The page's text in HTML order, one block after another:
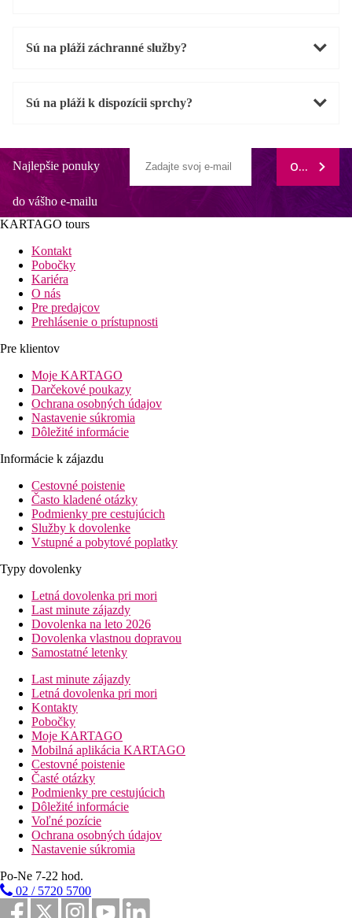
Sú na pláži záchranné služby?
Sú na pláži k dispozícii sprchy?
Najlepšie ponuky
do vášho e-mailu
ODOBERAŤ
KARTAGO tours
Kontakt
Pobočky
Kariéra
O nás
Pre predajcov
Prehlásenie o prístupnosti
Pre klientov
Moje KARTAGO
Darčekové poukazy
Ochrana osobných údajov
Nastavenie súkromia
Dôležité informácie
Informácie k zájazdu
Cestovné poistenie
Často kladené otázky
Podmienky pre cestujúcich
Služby k dovolenke
Vstupné a pobytové poplatky
Typy dovolenky
Letná dovolenka pri mori
Last minute zájazdy
Dovolenka na leto 2026
Dovolenka vlastnou dopravou
Samostatné letenky
Last minute zájazdy
Letná dovolenka pri mori
Kontakty
Pobočky
Moje KARTAGO
Mobilná aplikácia KARTAGO
Cestovné poistenie
Časté otázky
Podmienky pre cestujúcich
Dôležité informácie
Voľné pozície
Ochrana osobných údajov
Nastavenie súkromia
Po-Ne 7-22 hod.
02 / 5720 5700